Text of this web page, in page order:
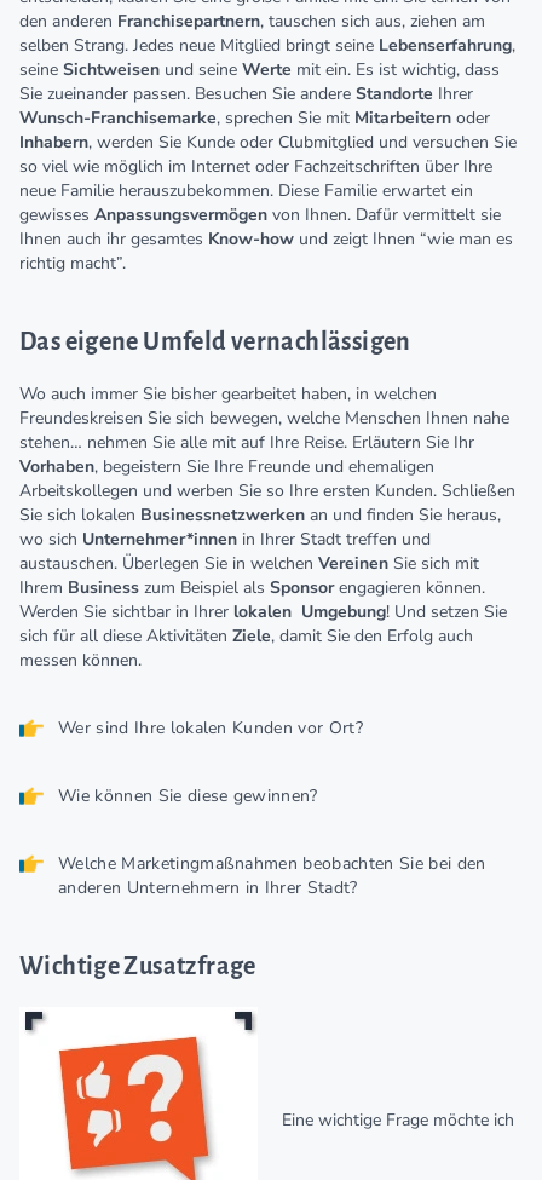
den anderen Franchisepartnern, tauschen sich aus, ziehen am
selben Strang. Jedes neue Mitglied bringt seine Lebenserfahrung,
seine Sichtweisen und seine Werte mit ein. Es ist wichtig, dass
Sie zueinander passen. Besuchen Sie andere Standorte Ihrer
Wunsch-Franchisemarke, sprechen Sie mit Mitarbeitern oder
Inhabern, werden Sie Kunde oder Clubmitglied und versuchen Sie
so viel wie möglich im Internet oder Fachzeitschriften über Ihre
neue Familie herauszubekommen. Diese Familie erwartet ein
gewisses Anpassungsvermögen von Ihnen. Dafür vermittelt sie
Ihnen auch ihr gesamtes Know-how und zeigt Ihnen “wie man es
richtig macht”.
Das eigene Umfeld vernachlässigen
Wo auch immer Sie bisher gearbeitet haben, in welchen
Freundeskreisen Sie sich bewegen, welche Menschen Ihnen nahe
stehen… nehmen Sie alle mit auf Ihre Reise. Erläutern Sie Ihr
Vorhaben, begeistern Sie Ihre Freunde und ehemaligen
Arbeitskollegen und werben Sie so Ihre ersten Kunden. Schließen
Sie sich lokalen Businessnetzwerken an und finden Sie heraus,
wo sich Unternehmer*innen in Ihrer Stadt treffen und
austauschen. Überlegen Sie in welchen Vereinen Sie sich mit
Ihrem Business zum Beispiel als Sponsorengagieren können.
Werden Sie sichtbar in Ihrer lokalen Umgebung! Und setzen Sie
sich für all diese Aktivitäten Ziele, damit Sie den Erfolg auch
messen können.
Wer sind Ihre lokalen Kunden vor Ort?
Wie können Sie diese gewinnen?
Welche Marketingmaßnahmen beobachten Sie bei den
anderen Unternehmern in Ihrer Stadt?
Wichtige Zusatzfrage
Eine wichtige Frage möchte ich